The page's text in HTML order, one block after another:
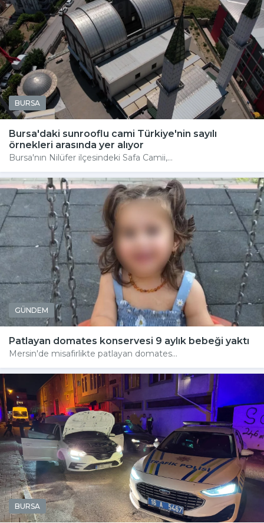
BURSA
Bursa'daki sunrooflu cami Türkiye'nin sayılı
örnekleri arasında yer alıyor
Bursa'nın Nilüfer ilçesindeki Safa Camii,...
GÜNDEM
Patlayan domates konservesi 9 aylık bebeği yaktı
Mersin'de misafirlikte patlayan domates...
BURSA